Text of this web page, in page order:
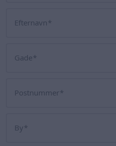
Efternavn
Gade
Postnummer
By